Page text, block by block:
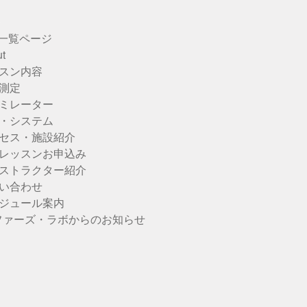
覧ページ
ン内容
定
レーター
システム
ス・施設紹介
ッスンお申込み
トラクター紹介
合わせ
ュール案内
ァーズ・ラボからのお知らせ